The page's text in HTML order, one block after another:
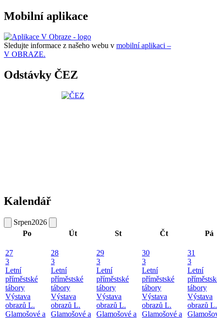
Mobilní aplikace
Sledujte informace z našeho webu v mobilní aplikaci –
V OBRAZE.
Odstávky ČEZ
Kalendář
Srpen2026
Po
Út St Čt Pá
27
3
Letní
příměstské
tábory
Výstava
obrazů L.
Glamošové a
28
3
Letní
příměstské
tábory
Výstava
obrazů L.
Glamošové a
29
3
Letní
příměstské
tábory
Výstava
obrazů L.
Glamošové a
30
3
Letní
příměstské
tábory
Výstava
obrazů L.
Glamošové a
31
3
Letní
tábory
Výstava
obrazů L.